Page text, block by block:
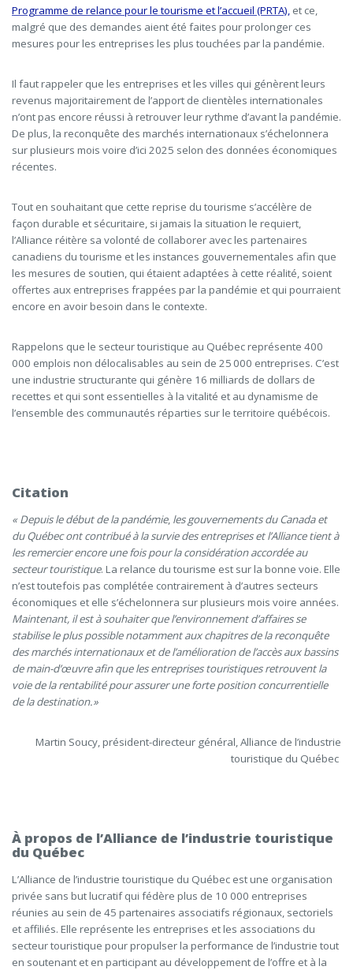
Programme de relance pour le tourisme et l’accueil (PRTA), et ce,
malgré que des demandes aient été faites pour prolonger ces
mesures pour les entreprises les plus touchées par la pandémie.
Il faut rappeler que les entreprises et les villes qui génèrent leurs
revenus majoritairement de l’apport de clientèles internationales
n’ont pas encore réussi à retrouver leur rythme d’avant la pandémie.
De plus, la reconquête des marchés internationaux s’échelonnera
sur plusieurs mois voire d’ici 2025 selon des données économiques
récentes.
Tout en souhaitant que cette reprise du tourisme s’accélère de
façon durable et sécuritaire, si jamais la situation le requiert,
l’Alliance réitère sa volonté de collaborer avec les partenaires
canadiens du tourisme et les instances gouvernementales afin que
les mesures de soutien, qui étaient adaptées à cette réalité, soient
offertes aux entreprises frappées par la pandémie et qui pourraient
encore en avoir besoin dans le contexte.
Rappelons que le secteur touristique au Québec représente 400
000 emplois non délocalisables au sein de 25 000 entreprises. C’est
une industrie structurante qui génère 16 milliards de dollars de
recettes et qui sont essentielles à la vitalité et au dynamisme de
l’ensemble des communautés réparties sur le territoire québécois.
Citation
« Depuisle début de la pandémie, les gouvernements du Canada et
du Québec ont contribué à la survie des entreprises et l’Alliance tient à
les remercier encore une fois pour la considération accordée au
secteur touristique. La relance du tourisme est sur la bonne voie. Elle
n’est toutefois pas complétée contrairement à d’autres secteurs
économiques et elle s’échelonnera sur plusieurs mois voire années.
Maintenant, il est à souhaiter que l’environnement d’affaires se
stabilise le plus possible notamment aux chapitres de la reconquête
des marchés internationaux et de l’amélioration de l’accès aux bassins
de main-d’œuvre afin que les entreprises touristiques retrouvent la
voie de la rentabilité pour assurer une forte position concurrentielle
de la destination.»
Martin Soucy, président-directeur général, Alliance de l’industrie
touristique du Québec
À propos de l’Alliance de l’industrie touristique
du Québec
L’Alliance de l’industrie touristique du Québec est une organisation
privée sans but lucratif qui fédère plus de 10 000 entreprises
réunies au sein de 45 partenaires associatifs régionaux, sectoriels
et affiliés. Elle représente les entreprises et les associations du
secteur touristique pour propulser la performance de l’industrie tout
en soutenant et en participant au développement de l’offre et à la